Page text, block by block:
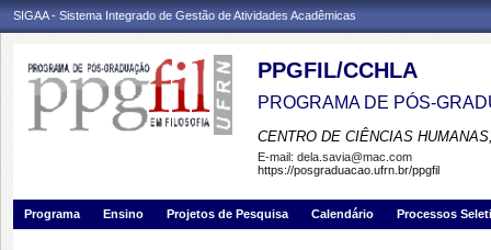
SIGAA - Sistema Integrado de Gestão de Atividades Acadêmicas
PPGFIL/CCHLA
PROGRAMA DE PÓS-
CENTRO DE CIÊNCIAS
E-mail: dela.savia@mac.com
https://posgraduacao.ufrn.br/ppgfil
Programa Ensino Projetos de Pesquisa Calendário Processos